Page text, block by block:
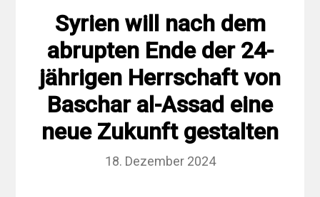
Syrien will nach dem
abrupten Ende der 24-
jährigen Herrschaft von
Baschar al-Assad eine
neue Zukunft gestalten
18. Dezember 2024